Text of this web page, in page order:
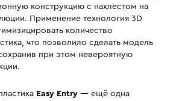
конструкцию с нахлестом на
Применение технология 3D
количество
что позволило сделать модель
при этом невероятную
Easy Entry — ещё одна